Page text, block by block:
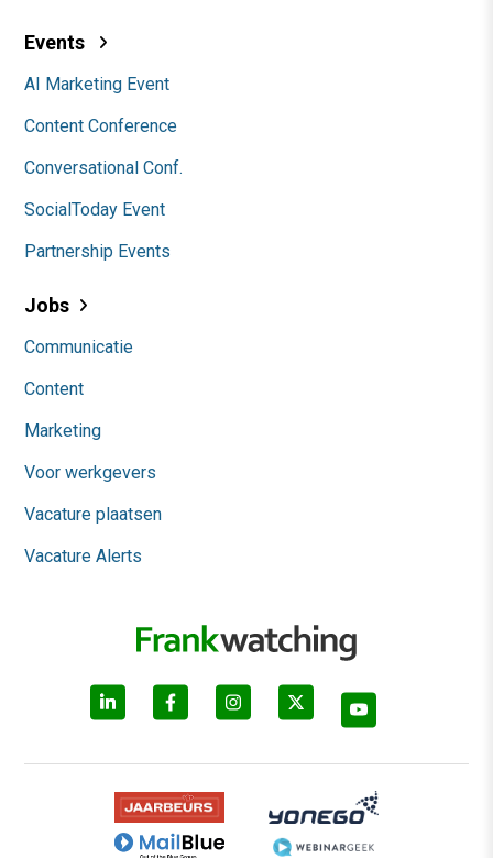
Events
AI Marketing Event
Content Conference
Conversational Conf.
SocialToday Event
Partnership Events
Jobs
Communicatie
Content
Marketing
Voor werkgevers
Vacature plaatsen
Vacature Alerts